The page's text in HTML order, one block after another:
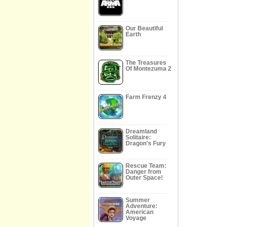
Our Beautiful
Earth
The Treasures
Of Montezuma 2
Farm Frenzy 4
Dreamland
Solitaire:
Dragon's Fury
Rescue Team:
Danger from
Outer Space!
Summer
Adventure:
American
Voyage